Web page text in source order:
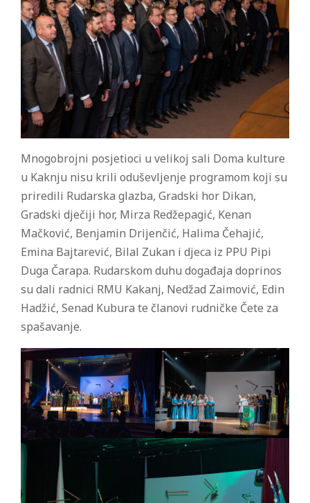
Mnogobrojni posjetioci u velikoj sali Doma kulture
u Kaknju nisu krili oduševljenje programom koji su
priredili Rudarska glazba, Gradski hor Dikan,
Gradski dječiji hor, Mirza Redžepagić, Kenan
Mačković, Benjamin Drijenčić, Halima Čehajić,
Emina Bajtarević, Bilal Zukan i djeca iz PPU Pipi
Duga Čarapa. Rudarskom duhu događaja doprinos
su dali radnici RMU Kakanj, Nedžad Zaimović, Edin
Hadžić, Senad Kubura te članovi rudničke Čete za
spašavanje.